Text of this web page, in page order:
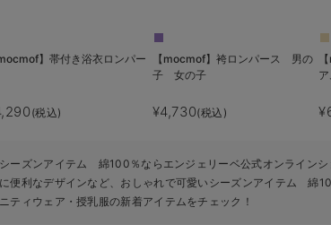
mocmof】帯付き浴衣ロンパー
(税込)
【mocmof】袴ロンパース 男の
子 女の子
¥4,730(税込)
シーズンアイテム 綿100％ならエンジェリーベ公式オンライン
に便利なデザインなど、おしゃれで可愛いシーズンアイテム 綿
ニティウェア・授乳服の新着アイテムをチェック！